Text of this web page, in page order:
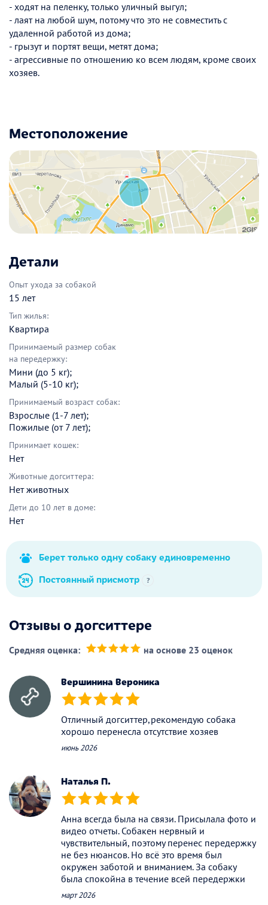
- ходят на пеленку, только уличный выгул;
- лаят на любой шум, потому что это не совместить с
удаленной работой из дома;
- грызут и портят вещи, метят дома;
- агрессивные по отношению ко всем людям, кроме своих
хозяев.
Местоположение
Детали
Опыт ухода за собакой
15 лет
Тип жилья:
Квартира
Принимаемый размер собак
на передержку:
Мини (до 5 кг);
Малый (5-10 кг);
Принимаемый возраст собак:
Взрослые (1-7 лет);
Пожилые (от 7 лет);
Принимает кошек:
Нет
Животные догситтера:
Нет животных
Дети до 10 лет в доме:
Нет
Берет только одну собаку единовременно
Постоянный присмотр
?
Отзывы о догситтере
Средняя оценка: на основе 23 оценок
Вершинина Вероника
(*) (*) (*) (*) (*)
Отличный догситтер,рекомендую собака
хорошо перенесла отсутствие хозяев
июнь 2026
Наталья П.
(*) (*) (*) (*) (*)
Анна всегда была на связи. Присылала фото и
видео отчеты. Собакен нервный и
чувствительный, поэтому перенес передержку
не без нюансов. Но всё это время был
окружен заботой и вниманием. За собаку
была спокойна в течение всей передержки
март 2026